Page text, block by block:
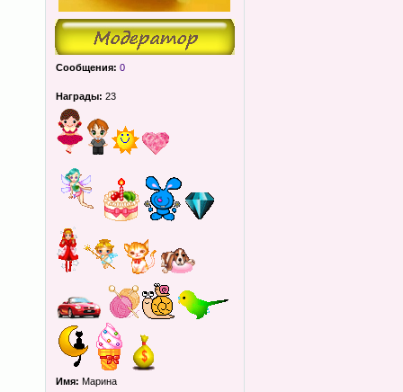
Сообщения: 0
Награды: 23
Имя: Марина